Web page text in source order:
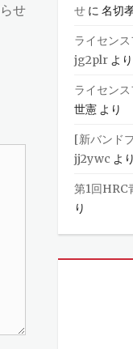
せ
せ に 名切
ライセン
jg2plr より
ライセン
世憲 より
[新バンド
jj2ywc より
第1回HRC
り